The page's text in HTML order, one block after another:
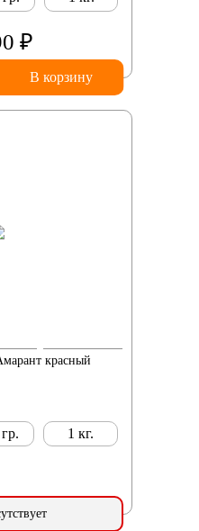
₽
В корзину
красный
1 кг.